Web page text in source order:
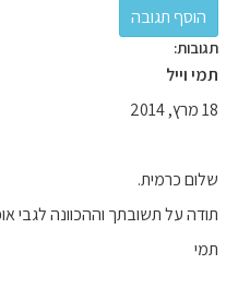
תגובות:
תמי וייל
18 מרץ, 2014
שלום כרמית.
תודה על תשובתך וההכוונה לגבי
תמי